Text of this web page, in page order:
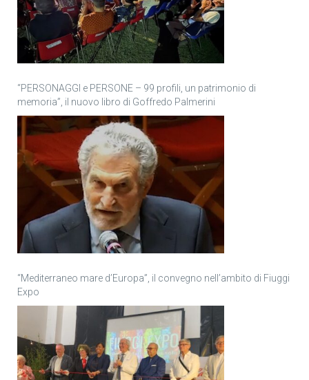
“PERSONAGGI e PERSONE – 99 profili, un patrimonio di
memoria”, il nuovo libro di Goffredo Palmerini
“Mediterraneo mare d’Europa”, il convegno nell’ambito di Fiuggi
Expo